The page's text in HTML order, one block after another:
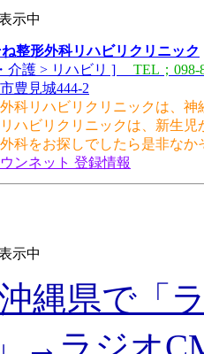
示中
整形外科リハビリクリニック
介護 > リハビリ ] TEL；098-
豊見城444-2
科リハビリクリニックは、
ハビリクリニックは、新生
科をお探しでしたら是非な
ンネット 登録情報
示中
縄県で「
→ラジオ